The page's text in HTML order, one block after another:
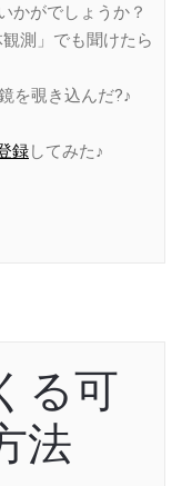
かがでしょうか？
観測」でも聞けたら
を覗き込んだ?♪
録してみた♪
る可
法